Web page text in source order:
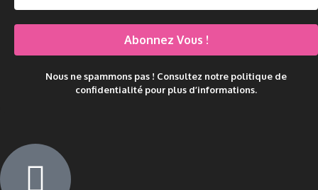
Nous ne spammons pas ! Consultez notre politique de
confidentialité pour plus d’informations.